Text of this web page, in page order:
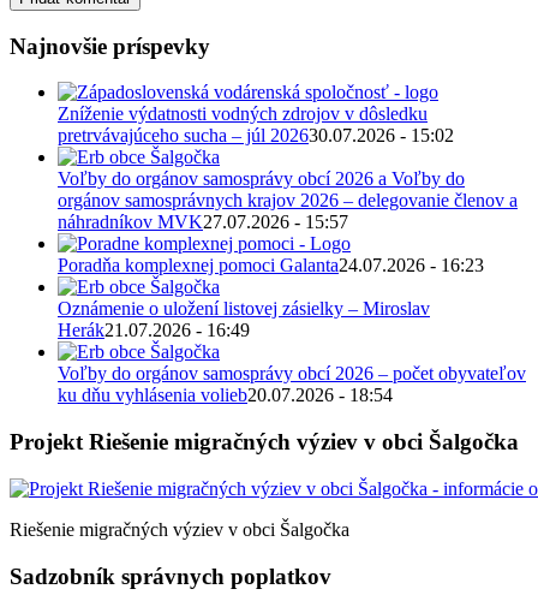
Najnovšie príspevky
Zníženie výdatnosti vodných zdrojov v dôsledku
pretrvávajúceho sucha – júl 202630.07.2026 - 15:02
Voľby do orgánov samosprávy obcí 2026 a Voľby do
orgánov samosprávnych krajov 2026 – delegovanie členov a
náhradníkov MVK27.07.2026 - 15:57
Poradňa komplexnej pomoci Galanta24.07.2026 - 16:23
Oznámenie o uložení listovej zásielky – Miroslav
Herák21.07.2026 - 16:49
Voľby do orgánov samosprávy obcí 2026 – počet obyvateľov
ku dňu vyhlásenia volieb20.07.2026 - 18:54
Projekt Riešenie migračných výziev v obci Šalgočka
Riešenie migračných výziev v obci Šalgočka
Sadzobník správnych poplatkov